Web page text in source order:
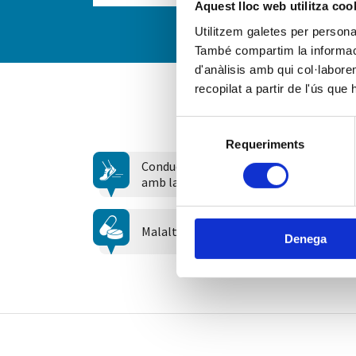
Aquest lloc web utilitza
Utilitzem galetes per
També compartim la
d'anàlisis amb qui
recopilat a partir de l'ús que
consentiment
Requeriments
Denega
Conductes relacionades
amb la salut
Malalties cròniques